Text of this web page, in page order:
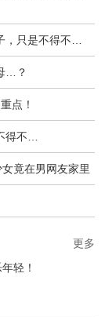
，只是不得不…
…？
点！
得不…
竟在男网友家里
快乐年轻！
更多